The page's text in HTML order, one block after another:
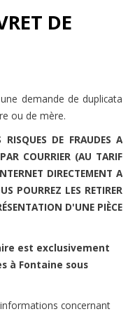
DE
demande de duplicata
ou de mère.
RISQUES DE FRAUDES A
COURRIER (AU TARIF
DIRECTEMENT A
POURREZ LES RETIRER
D'UNE PIÈCE
est exclusivement
à Fontaine sous
concernant